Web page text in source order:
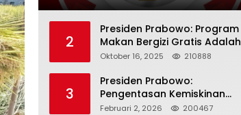
2
Presiden Prabowo: Program
Makan Bergizi Gratis Adalah
Investasi untuk Masa Depan
Oktober 16, 2025 210888
3
Presiden Prabowo:
Pengentasan Kemiskinan
Butuh Persatuan dan
Februari 2, 2026 200467